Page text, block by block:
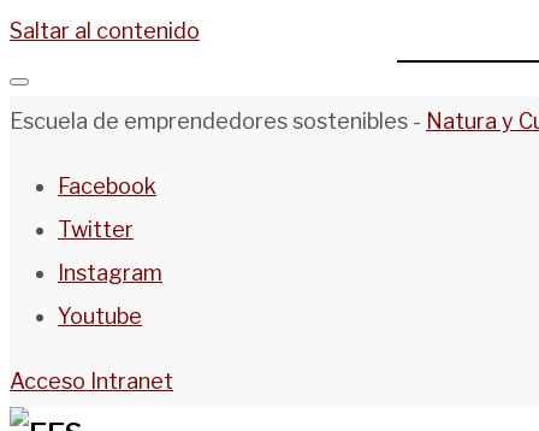
Saltar al contenido
Escuela de emprendedores sostenibles - Natura y
Facebook
Twitter
Instagram
Youtube
Acceso Intranet